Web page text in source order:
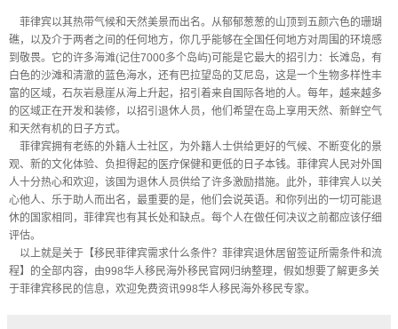
菲律宾以其热带气候和天然美景而出名。从郁郁葱葱的山顶到五颜六色的珊瑚
礁，以及介于两者之间的任何地方，你几乎能够在全国任何地方对周围的环境感
到敬畏。它的许多海滩(记住7000多个岛屿)可能是它最大的招引力：长滩岛，有
白色的沙滩和清澈的蓝色海水，还有巴拉望岛的艾尼岛，这是一个生物多样性丰
富的区域，石灰岩悬崖从海上升起，招引着来自国际各地的人。每年，越来越多
的区域正在开发和装修，以招引退休人员，他们希望在岛上享用天然、新鲜空气
和天然有机的日子方式。
菲律宾拥有老练的外籍人士社区，为外籍人士供给更好的气候、不断变化的景
观、新的文化体验、负担得起的医疗保健和更低的日子本钱。菲律宾人民对外国
人十分热心和欢迎，该国为退休人员供给了许多激励措施。此外，菲律宾人以关
心他人、乐于助人而出名，最重要的是，他们会说英语。和你列出的一切可能退
休的国家相同，菲律宾也有其长处和缺点。每个人在做任何决议之前都应该仔细
评估。
以上就是关于【移民菲律宾需求什么条件？菲律宾退休居留签证所需条件和流
程】的全部内容，由998华人移民海外移民官网归纳整理，假如想要了解更多关
于菲律宾移民的信息，欢迎免费资讯998华人移民海外移民专家。